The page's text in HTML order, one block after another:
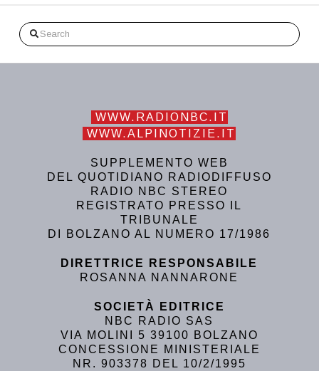
Search
WWW.RADIONBC.IT
WWW.ALPINOTIZIE.IT
SUPPLEMENTO WEB
DEL QUOTIDIANO RADIODIFFUSO
RADIO NBC STEREO
REGISTRATO PRESSO IL
TRIBUNALE
DI BOLZANO AL NUMERO 17/1986
DIRETTRICE RESPONSABILE
ROSANNA NANNARONE
SOCIETÀ EDITRICE
NBC RADIO SAS
VIA MOLINI 5 39100 BOLZANO
CONCESSIONE MINISTERIALE
NR. 903378 DEL 10/2/1995